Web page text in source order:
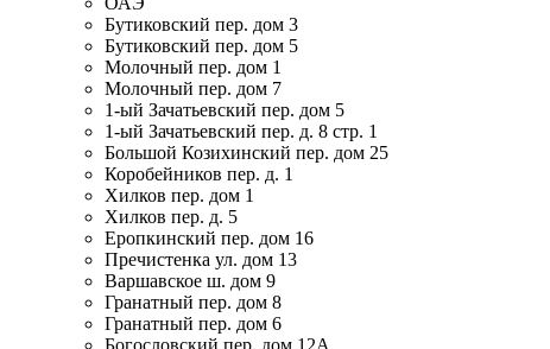
Бутиковский пер. дом 3
Бутиковский пер. дом 5
Молочный пер. дом 1
Молочный пер. дом 7
1-ый Зачатьевский пер. дом 5
1-ый Зачатьевский пер. д. 8 стр. 1
Большой Козихинский пер. дом 25
Коробейников пер. д. 1
Хилков пер. дом 1
Хилков пер. д. 5
Еропкинский пер. дом 16
Пречистенка ул. дом 13
Варшавское ш. дом 9
Гранатный пер. дом 8
Гранатный пер. дом 6
Богословский пер. дом 12А